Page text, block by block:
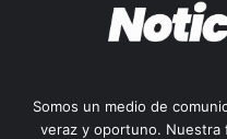
Somos un medio de
veraz y oportuno. Nuestra